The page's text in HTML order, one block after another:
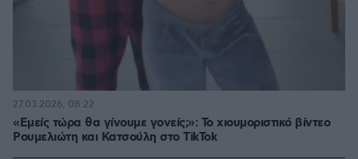
«Εμείς τώρα θα γίνουμε γονείς;»: Το χιουμοριστικό βίντεο
Ρουμελιώτη και Κατσούλη στο TikTok
27.03.2026, 08:22